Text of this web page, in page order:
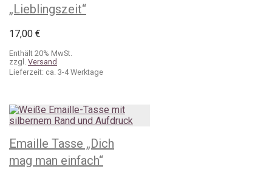
„Lieblingszeit“
17,00 €
Enthält 20% MwSt.
zzgl. Versand
Lieferzeit: ca. 3-4 Werktage
Emaille Tasse „Dich
mag man einfach“